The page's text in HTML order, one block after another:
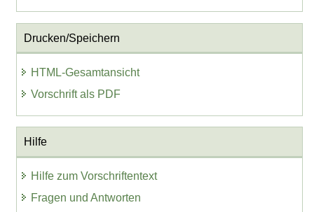
Drucken/Speichern
HTML-Gesamtansicht
Vorschrift als PDF
Hilfe
Hilfe zum Vorschriftentext
Fragen und Antworten